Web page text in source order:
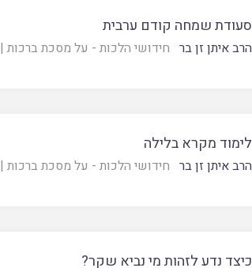
סעודת שמחה קודם ערבית
הרב איתן זן בר חידושי הלכות - על מסכת ברכות |
לימוד מקרא בלילה
הרב איתן זן בר חידושי הלכות - על מסכת ברכות |
כיצד נדע לזהות מי נביא שקר?